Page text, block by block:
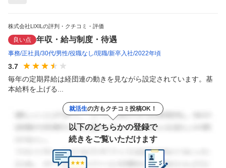
株式会社LIXILの評判・クチコミ・評価
良い点 年収・給与制度・待遇
事務 正社員 30代 男性 役職なし 現職 新卒入社 2022年頃
3.7
毎年の定期昇給は経団連の動きを見ながら設定されています。基
本給料を上げる...
就活生の方もクチコミ投稿OK！
以下のどちらかの登録で
続きをご覧いただけます